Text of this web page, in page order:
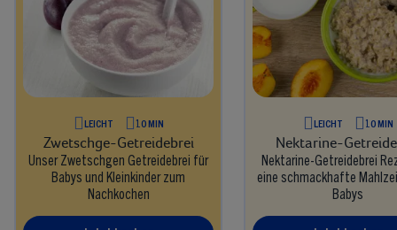
Zwetschge-Getreidebrei
Unser Zwetschgen Getreidebrei für
Babys und Kleinkinder zum
Nachkochen
LEICHT 10 MIN
Nektarine-
Nektarine-Getreidebrei
eine schmackhafte
Babys
LEICHT 10 MIN